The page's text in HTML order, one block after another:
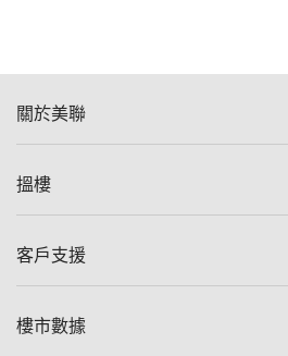
關於美聯
美聯集團
人才招募
搵樓
一手新盤
減價
客戶支援
自助放盤
樓市數據